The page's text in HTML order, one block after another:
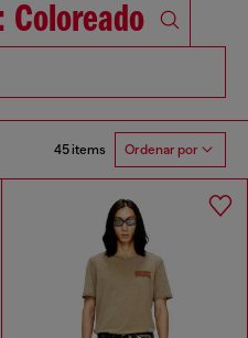
Coloreado
45 items Ordenar por